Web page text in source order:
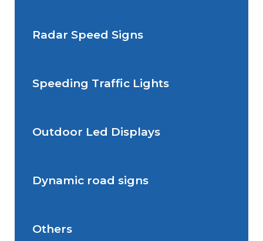
Situations de signalisation
Situations de signalisation
Radar Speed Signs
Radar Speed Sign
Speeding Traffic Lights
Speeding Traffic Light
Outdoor Led Displays
Outdoor Led Display
Dynamic road signs
Dynamic road signs
Others